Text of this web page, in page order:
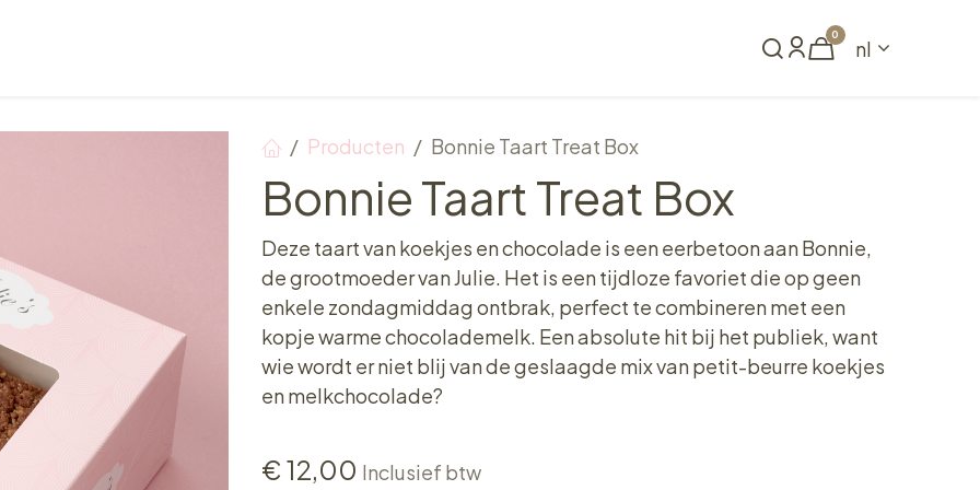
0
nl
Producten Bonnie Taart Treat Box
Bonnie Taart Treat Box
Deze taart van koekjes en chocolade is een eerbetoon aan Bonnie,
de grootmoeder van Julie. Het is een tijdloze favoriet die op geen
enkele zondagmiddag ontbrak, perfect te combineren met een
kopje warme chocolademelk. Een absolute hit bij het publiek, want
wie wordt er niet blij van de geslaagde mix van petit-beurre koekjes
en melkchocolade?
€ 12,00 Inclusief btw